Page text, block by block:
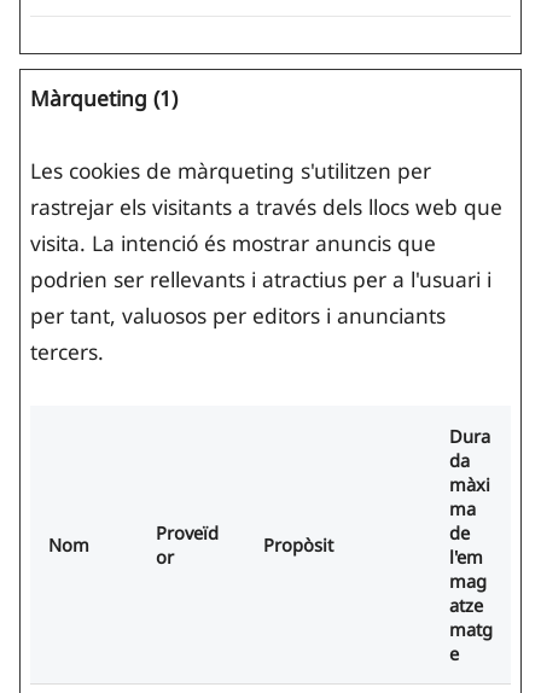
Màrqueting (1)
Les cookies de màrqueting s'utilitzen per
rastrejar els visitants a través dels llocs web que
visita. La intenció és mostrar anuncis que
podrien ser rellevants i atractius per a l'usuari i
per tant, valuosos per editors i anunciants
tercers.
Nom
Proveïd
or
Propòsit
Dura
da
màxi
ma
de
l'em
mag
atze
matg
e